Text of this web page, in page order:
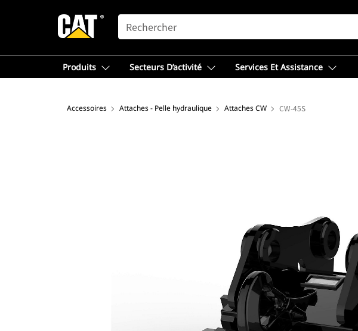
SEARCH
Produits Secteurs D’activité Services Et Assistance
Accessoires Attaches - Pelle hydraulique Attaches CW CW-45S